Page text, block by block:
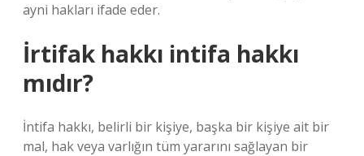
ayni hakları ifade eder.
İrtifak hakkı intifa hakkı
mıdır?
İntifa hakkı, belirli bir kişiye, başka bir kişiye ait bir
mal, hak veya varlığın tüm yararını sağlayan bir